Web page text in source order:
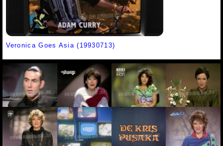
Veronica Goes Asia (19930713)